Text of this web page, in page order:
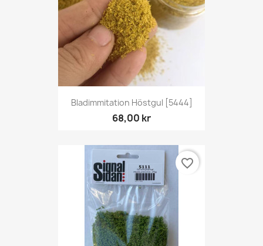
Bladimmitation Höstgul [5444]
68,00 kr
favorite_border